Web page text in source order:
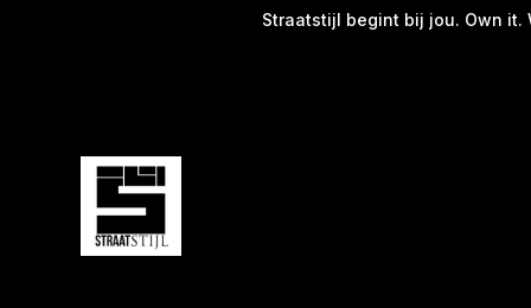
Straatstijl begint bij jou. Own it.